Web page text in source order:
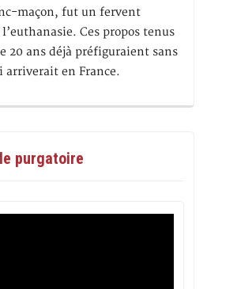
maçon, fut un fervent
Ces propos tenus
20 ans déjà préfiguraient sans
arriverait en France.
purgatoire